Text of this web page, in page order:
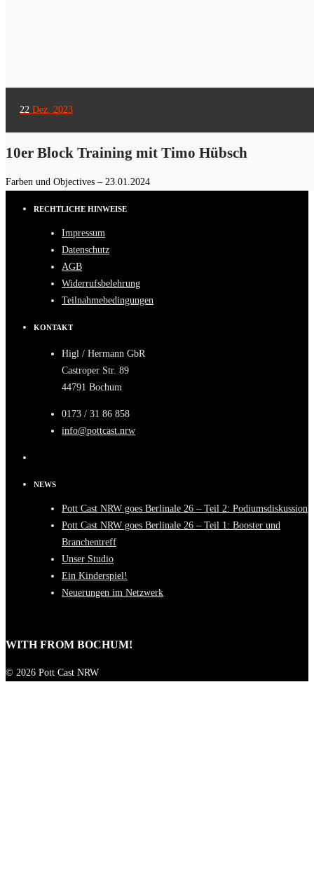
22 Dez. 2023
10er Block Training mit Timo Hübsch
Farben und Objectives – 23.01.2024
RECHTLICHE HINWEISE
Impressum
Datenschutz
AGB
Widerrufsbelehrung
Teilnahmebedingungen
KONTAKT
Higl / Hermann GbR
Castroper Str. 89
44791 Bochum
0173 / 31 86 858
info@pottcast.nrw
NEWS
Pott Cast NRW goes Berlinale 26 – Teil 2: Podiumsdiskussion
Pott Cast NRW goes Berlinale 26 – Teil 1: Booster und
Branchentreff
Unser Studio
Ein Kinderspiel!
Neuerungen im Netzwerk
WITHFROM BOCHUM!
© 2026 Pott Cast NRW